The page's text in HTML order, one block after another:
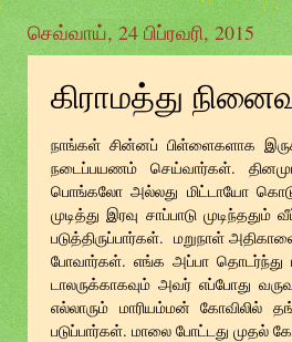
செவ்வாய், 24 பிப்ரவரி, 2015
கிராமத்து
நாங்கள் சின்னப் பிள்ளைகளாக
நடைப்பயணம் செய்வார்கள்.
பொங்கலோ அல்லது மிட்டாயோ
முடித்து இரவு சாப்பாடு
படுத்திருப்பார்கள். மறுநாள்
போவார்கள். எங்க அப்பா தொடர்ந்து
டாலருக்காகவும் அவர் எப்போது
எல்லாரும் மாரியம்மன் கோவிலில்
படுப்பார்கள். மாலை போட்டது முதல்